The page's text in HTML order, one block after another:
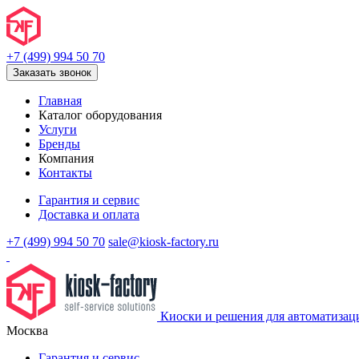
+7 (499) 994 50 70
Заказать звонок
Главная
Каталог оборудования
Услуги
Бренды
Компания
Контакты
Гарантия и сервис
Доставка и оплата
+7 (499) 994 50 70 sale@kiosk-factory.ru
Киоски и решения для
Москва